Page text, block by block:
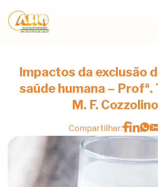
Impactos da exclusão
saúde humana – Profª.
M. F. Cozzolino
Compartilhar: